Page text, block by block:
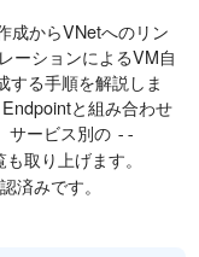
成からVNetへのリン
ーションによるVM自
する手順を解説しま
と組み合わせ
サービス別の --
取り上げます。
済みです。